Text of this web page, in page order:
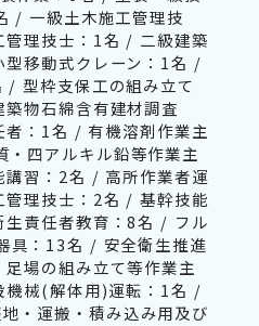
/ 一級土木施工管理技
理技士：1名 / 二級建築
移動式クレーン：1名 /
/ 型枠支保工の組み立て
物石綿含有建材調査
：1名 / 有機溶剤作業主
・四アルキル鉛等作業主
習：2名 / 高所作業者運
理技士：2名 / 基幹技能
責任者教育：8名 / フル
具：13名 / 安全衛生推進
場の組み立て等作業主
械(解体用)運転：1名 /
・運搬・積み込み用及び